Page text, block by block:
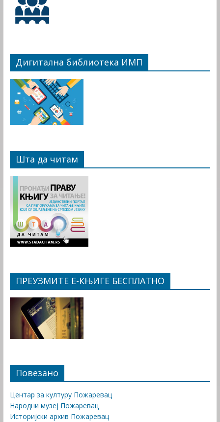
Дигитална библиотека ИМП
Шта да читам
ПРЕУЗМИТЕ Е-КЊИГЕ БЕСПЛАТНО
Повезано
Центар за културу Пожаревац
Народни музеј Пожаревац
Историјски архив Пожаревац